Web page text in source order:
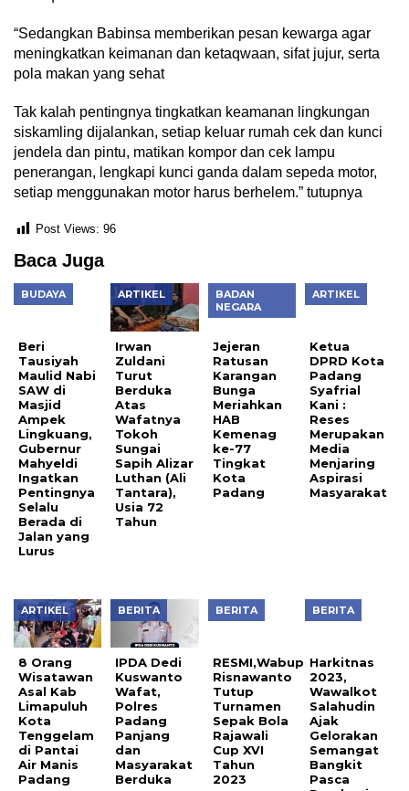
“Sedangkan Babinsa memberikan pesan kewarga agar
meningkatkan keimanan dan ketaqwaan, sifat jujur, serta
pola makan yang sehat
Tak kalah pentingnya tingkatkan keamanan lingkungan
siskamling dijalankan, setiap keluar rumah cek dan kunci
jendela dan pintu, matikan kompor dan cek lampu
penerangan, lengkapi kunci ganda dalam sepeda motor,
setiap menggunakan motor harus berhelem.” tutupnya
Post Views: 96
Baca Juga
BUDAYA
Beri
Tausiyah
Maulid Nabi
SAW di
Masjid
Ampek
Lingkuang,
Gubernur
Mahyeldi
Ingatkan
Pentingnya
Selalu
Berada di
Jalan yang
Lurus
ARTIKEL
Irwan
Zuldani
Turut
Berduka
Atas
Wafatnya
Tokoh
Sungai
Sapih Alizar
Luthan (Ali
Tantara),
Usia 72
Tahun
BADAN
NEGARA
Jejeran
Ratusan
Bunga
Meriahkan
HAB
Kemenag
ke-77
Tingkat
Kota
Padang
ARTIKEL
Ketua
DPRD Kota
Padang
Syafrial
Kani :
Reses
Merupakan
Media
Menjaring
Aspirasi
Masyarakat
ARTIKEL
8 Orang
Wisatawan
Asal Kab
Limapuluh
Kota
Tenggelam
di Pantai
Air Manis
Padang
BERITA
IPDA Dedi
Kuswanto
Wafat,
Polres
Padang
Panjang
dan
Masyarakat
Berduka
BERITA
RESMI,Wabup
Risnawanto
Tutup
Turnamen
Sepak Bola
Rajawali
Cup XVI
Tahun
2023
BERITA
Harkitnas
2023,
Wawalkot
Salahudin
Ajak
Gelorakan
Semangat
Bangkit
Pasca